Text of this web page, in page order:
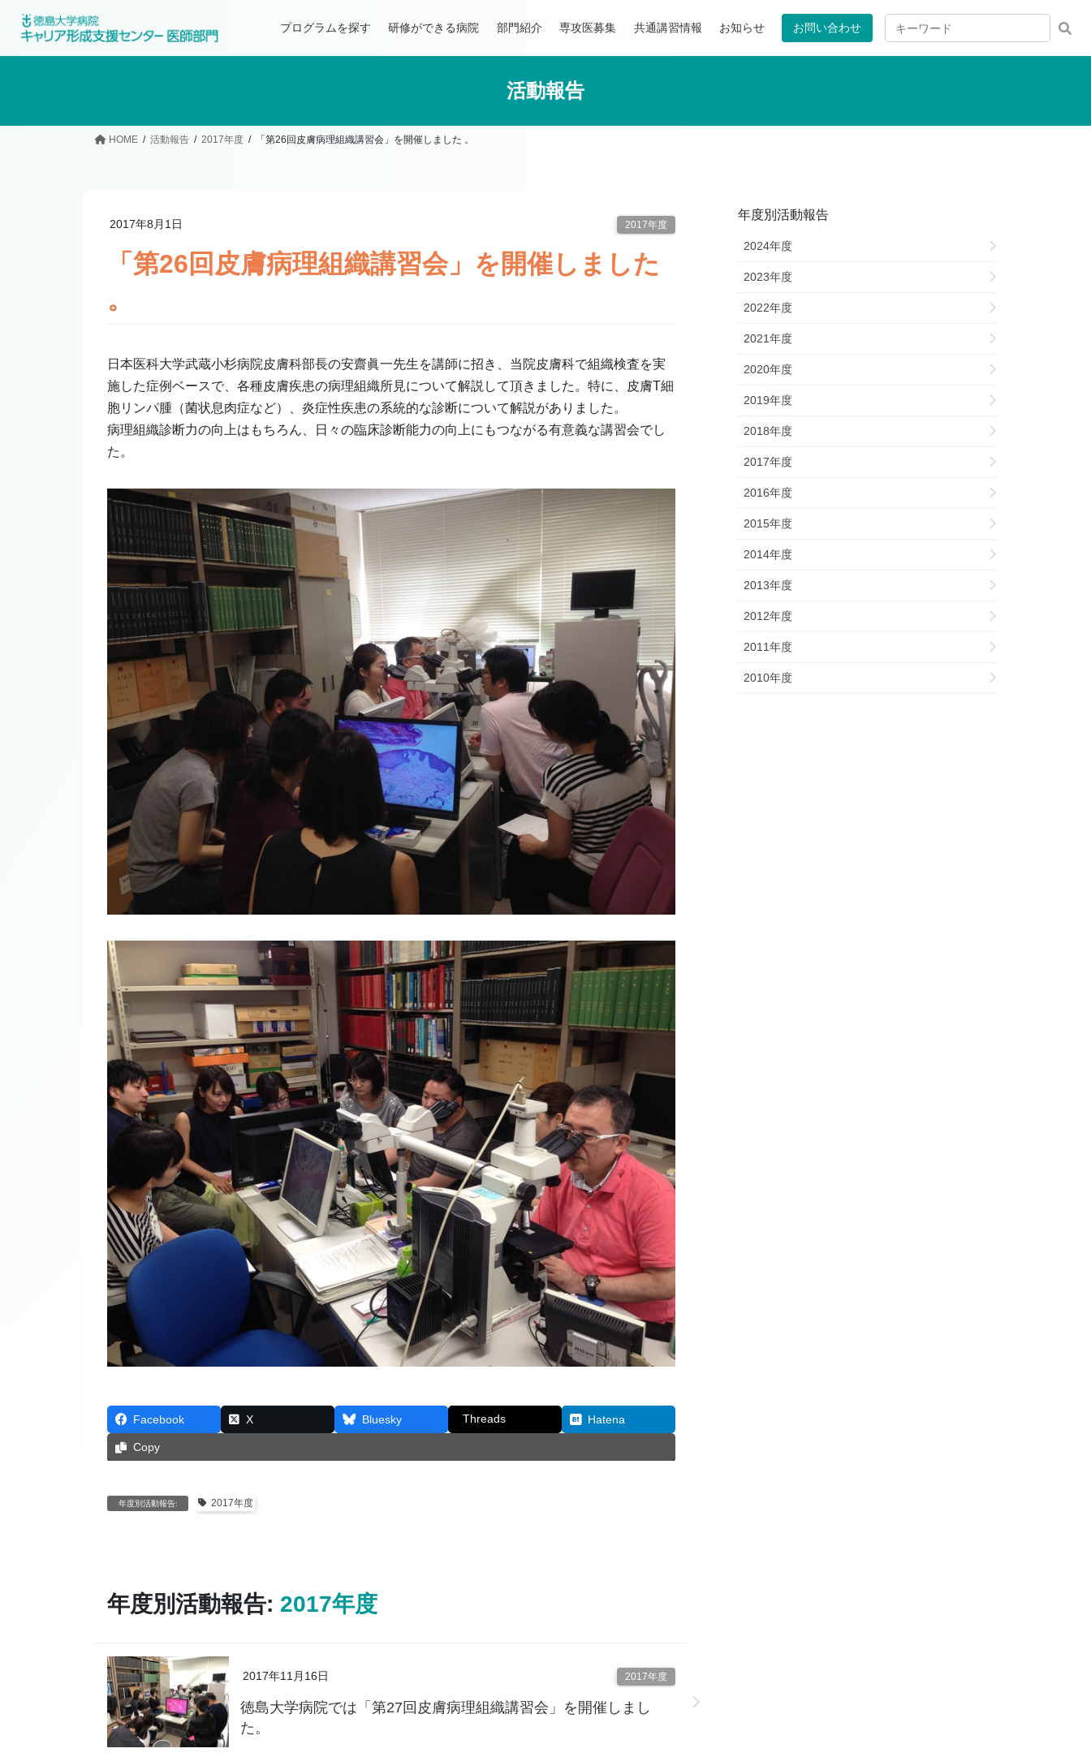
プログラムを探す 研修ができる病院 部門紹介 専攻医募集 共通講習情報 お知らせ お問い合わせ
活動報告
HOME 活動報告 2017年度 「第26回皮膚病理組織講習会」を開催しました 。
2017年8月1日 2017年度
「第26回皮膚病理組織講習会」を開催しました
。
日本医科大学武蔵小杉病院皮膚科部長の安齋眞一先生を講師に招き、当院皮膚科で組織検査を実
施した症例ベースで、各種皮膚疾患の病理組織所見について解説して頂きました。特に、皮膚T細
胞リンパ腫（菌状息肉症など）、炎症性疾患の系統的な診断について解説がありました。
病理組織診断力の向上はもちろん、日々の臨床診断能力の向上にもつながる有意義な講習会でし
た。
Facebook X Bluesky Threads Hatena
Copy
年度別活動報告: 2017年度
年度別活動報告: 2017年度
2017年11月16日 2017年度
徳島大学病院では「第27回皮膚病理組織講習会」を開催しまし
た。
年度別活動報告
2024年度
2023年度
2022年度
2021年度
2020年度
2019年度
2018年度
2017年度
2016年度
2015年度
2014年度
2013年度
2012年度
2011年度
2010年度